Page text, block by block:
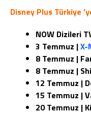
Disney Plus Türkiye
NOW Dizileri
3 Temmuz |X-
8 Temmuz |
8 Temmuz |
12 Temmuz |
15 Temmuz |
20 Temmuz |